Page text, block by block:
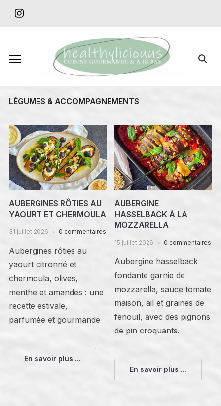
instagram
Search
LÉGUMES & ACCOMPAGNEMENTS
AUBERGINES RÔTIES AU
YAOURT ET CHERMOULA
31 juillet 2026 0 commentaires
Aubergines rôties au
yaourt citronné et
chermoula, olives,
menthe et amandes : une
recette estivale,
parfumée et gourmande
En savoir plus ...
AUBERGINE
HASSELBACK À LA
MOZZARELLA
15 juillet 2026 0 commentaires
Aubergine hasselback
fondante garnie de
mozzarella, sauce tomate
maison, ail et graines de
fenouil, avec des pignons
de pin croquants.
En savoir plus ...